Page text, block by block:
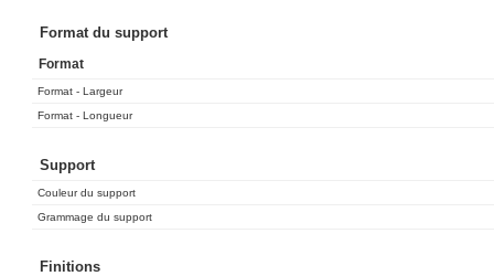
10 000 ex.
Format du support
Format
Format - Largeur
Format - Longueur
Support
Couleur du support
Grammage du support
Finitions